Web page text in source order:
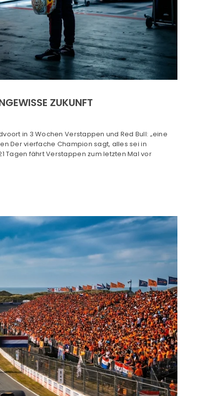
ZUKUNFT
in 3 Wochen Verstappen und Red Bull: „eine
Der vierfache Champion sagt, alles sei in
Tagen fährt Verstappen zum letzten Mal vor